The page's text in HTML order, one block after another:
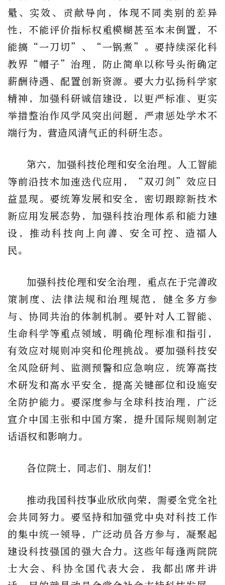
量、实效、贡献导向，体现不同类别的差异
性，不能评价指标权重模糊甚至本末倒置，不
能搞“一刀切”、“一锅煮”。要持续深化科
教界“帽子”治理，防止简单以称号头衔确定
薪酬待遇、配置创新资源。要大力弘扬科学家
精神，加强科研诚信建设，以更严标准、更实
举措整治作风学风突出问题，严肃惩处学术不
端行为，营造风清气正的科研生态。
第六，加强科技伦理和安全治理。人工智能
等前沿技术加速迭代应用，“双刃剑”效应日
益显现。要统筹发展和安全，密切跟踪新技术
新应用发展态势，加强科技治理体系和能力建
设，推动科技向上向善、安全可控、造福人
民。
加强科技伦理和安全治理，重点在于完善政
策制度、法律法规和治理规范，健全多方参
与、协同共治的体制机制。要针对人工智能、
生命科学等重点领域，明确伦理标准和指引，
有效应对规则冲突和伦理挑战。要加强科技安
全风险研判、监测预警和应急响应，统筹高技
术研发和高水平安全，提高关键部位和设施安
全防护能力。要深度参与全球科技治理，广泛
宣介中国主张和中国方案，提升国际规则制定
话语权和影响力。
各位院士，同志们、朋友们！
推动我国科技事业欣欣向荣，需要全党全社
会共同努力。要坚持和加强党中央对科技工作
的集中统一领导，广泛动员各方参与，凝聚起
建设科技强国的强大合力。这些年每逢两院院
士大会、科协全国代表大会，我都出席并讲